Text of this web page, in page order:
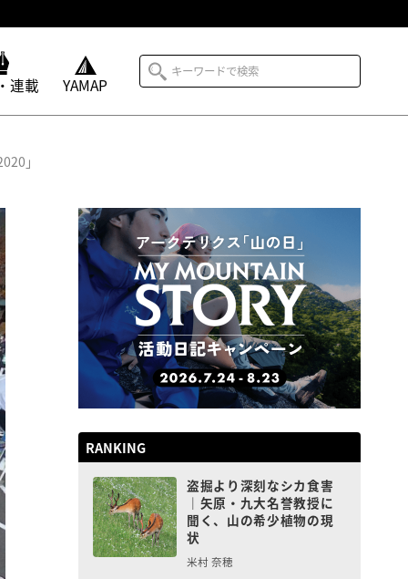
連載 YAMAP
」
RANKING
盗掘より深刻なシカ食害
｜矢原・九大名誉教授に
聞く、山の希少植物の現
状
米村 奈穂